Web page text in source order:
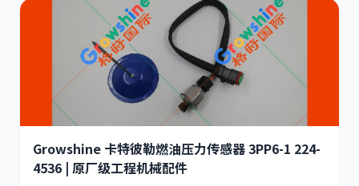
Growshine 卡特彼勒燃油压力传感器 3PP6-1 224-
4536 | 原厂级工程机械配件